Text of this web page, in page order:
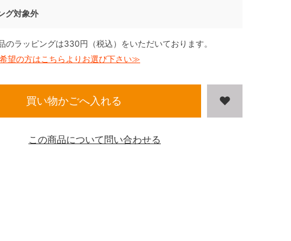
グ対象外
のラッピングは330円（税込）をいただいております。
望の方はこちらよりお選び下さい≫
買い物かごへ入れる
この商品について問い合わせる